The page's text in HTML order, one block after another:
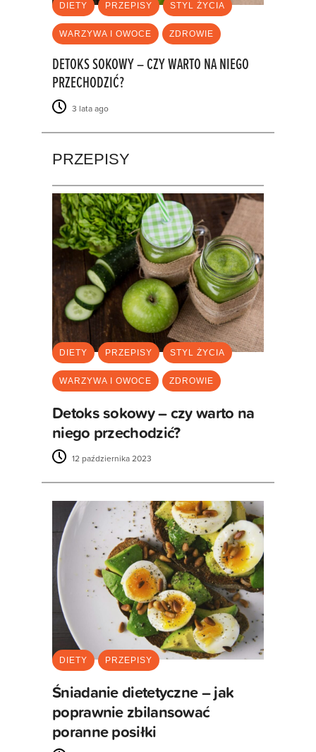
DIETY PRZEPISY STYL ŻYCIA
WARZYWA I OWOCE ZDROWIE
DETOKS SOKOWY – CZY WARTO NA NIEGO
PRZECHODZIĆ?
3 lata ago
PRZEPISY
DIETY PRZEPISY STYL ŻYCIA
WARZYWA I OWOCE ZDROWIE
Detoks sokowy – czy warto na
niego przechodzić?
12 października 2023
DIETY PRZEPISY
Śniadanie dietetyczne – jak
poprawnie zbilansować
poranne posiłki